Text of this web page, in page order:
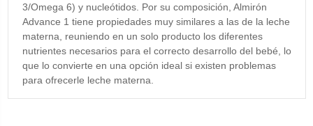
3/Omega 6) y nucleótidos. Por su composición, Almirón
Advance 1 tiene propiedades muy similares a las de la leche
materna, reuniendo en un solo producto los diferentes
nutrientes necesarios para el correcto desarrollo del bebé, lo
que lo convierte en una opción ideal si existen problemas
para ofrecerle leche materna.